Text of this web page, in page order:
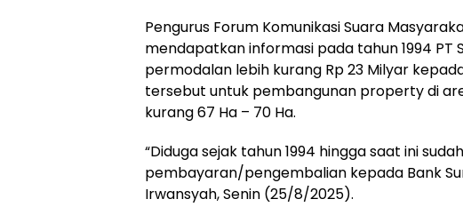
Pengurus Forum Komunikasi Suara
mendapatkan informasi pada tahun 1994
permodalan lebih kurang Rp 23 Milyar
tersebut untuk pembangunan property di
kurang 67 Ha – 70 Ha.
“Diduga sejak tahun 1994 hingga saat ini
pembayaran/pengembalian kepada Bank
Irwansyah, Senin (25/8/2025).